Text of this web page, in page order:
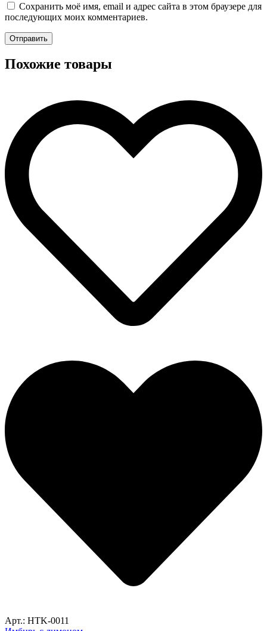
Сохранить моё имя, email и адрес сайта в этом браузере для
последующих моих комментариев.
Похожие товары
Арт.: HTK-0011